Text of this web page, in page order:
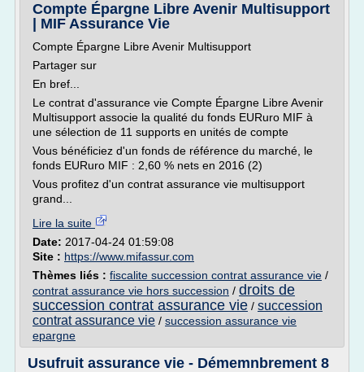
Compte Épargne Libre Avenir Multisupport
| MIF Assurance Vie
Compte Épargne Libre Avenir Multisupport
Partager sur
En bref...
Le contrat d'assurance vie Compte Épargne Libre Avenir
Multisupport associe la qualité du fonds EURuro MIF à
une sélection de 11 supports en unités de compte
Vous bénéficiez d'un fonds de référence du marché, le
fonds EURuro MIF : 2,60 % nets en 2016 (2)
Vous profitez d'un contrat assurance vie multisupport
grand...
Lire la suite
Date: 2017-04-24 01:59:08
Site : https://www.mifassur.com
Thèmes liés : fiscalite succession contrat assurance vie /
contrat assurance vie hors succession / droits de
succession contrat assurance vie / succession
contrat assurance vie / succession assurance vie
epargne
Usufruit assurance vie - Démemnbrement 8